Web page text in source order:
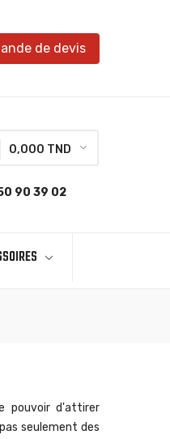
de devis
0,000 TND
90 39 02
pouvoir d'attirer
seulement des